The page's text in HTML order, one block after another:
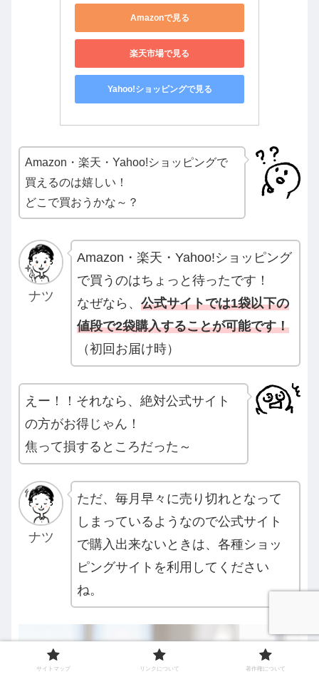
Amazonで見る
楽天市場で見る
Yahoo!ショッピングで見る
Amazon・楽天・Yahoo!ショッピングで
買えるのは嬉しい！
どこで買おうかな～？
ナツ
Amazon・楽天・Yahoo!ショッピング
で買うのはちょっと待ったです！
なぜなら、公式サイトでは1袋以下の
値段で2袋購入することが可能です！
（初回お届け時）
えー！！それなら、絶対公式サイト
の方がお得じゃん！
焦って損するところだった～
ナツ
ただ、毎月早々に売り切れとなって
しまっているようなので公式サイト
で購入出来ないときは、各種ショッ
ピングサイトを利用してください
ね。
サイトマップ リンクについて 著作権について